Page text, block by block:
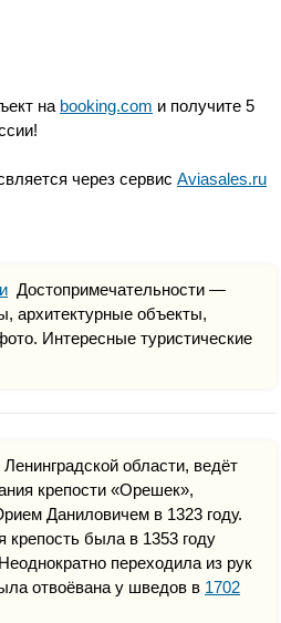
на booking.com и получите 5
через сервис Aviasales.ru
Достопримечательности —
архитектурные объекты,
Интересные туристические
Ленинградской области, ведёт
крепости «Орешек»,
Даниловичем в 1323 году.
крепость была в 1353 году
переходила из рук
отвоёвана у шведов в 1702